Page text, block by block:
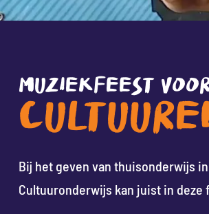
MUZIEKFEEST
Bij het geven van thuisonderwijs
Cultuuronderwijs kan juist in